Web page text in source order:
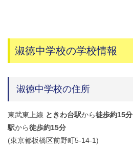
淑徳中学校の学校情報
淑徳中学校の住所
東武東上線 ときわ台駅から徒歩約15分
駅から徒歩約15分
(東京都板橋区前野町5-14-1)